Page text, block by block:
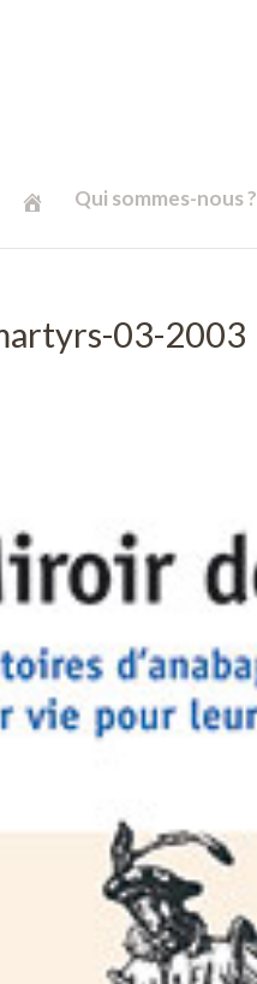
Qui sommes-nous ?
03-2003